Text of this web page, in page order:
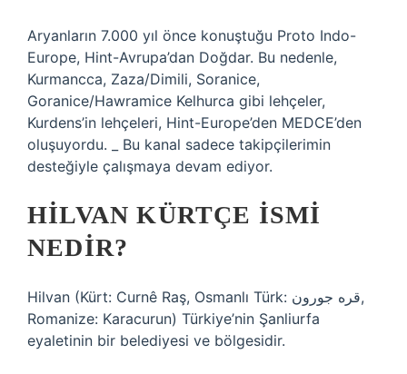
Aryanların 7.000 yıl önce konuştuğu Proto Indo-
Europe, Hint-Avrupa’dan Doğdar. Bu nedenle,
Kurmancca, Zaza/Dimili, Soranice,
Goranice/Hawramice Kelhurca gibi lehçeler,
Kurdens’in lehçeleri, Hint-Europe’den MEDCE’den
oluşuyordu. _ Bu kanal sadece takipçilerimin
desteğiyle çalışmaya devam ediyor.
HILVAN KÜRTÇE ISMI
NEDIR?
Hilvan (Kürt: Curnê Raş, Osmanlı Türk: قره جورون,
Romanize: Karacurun) Türkiye’nin Şanliurfa
eyaletinin bir belediyesi ve bölgesidir.